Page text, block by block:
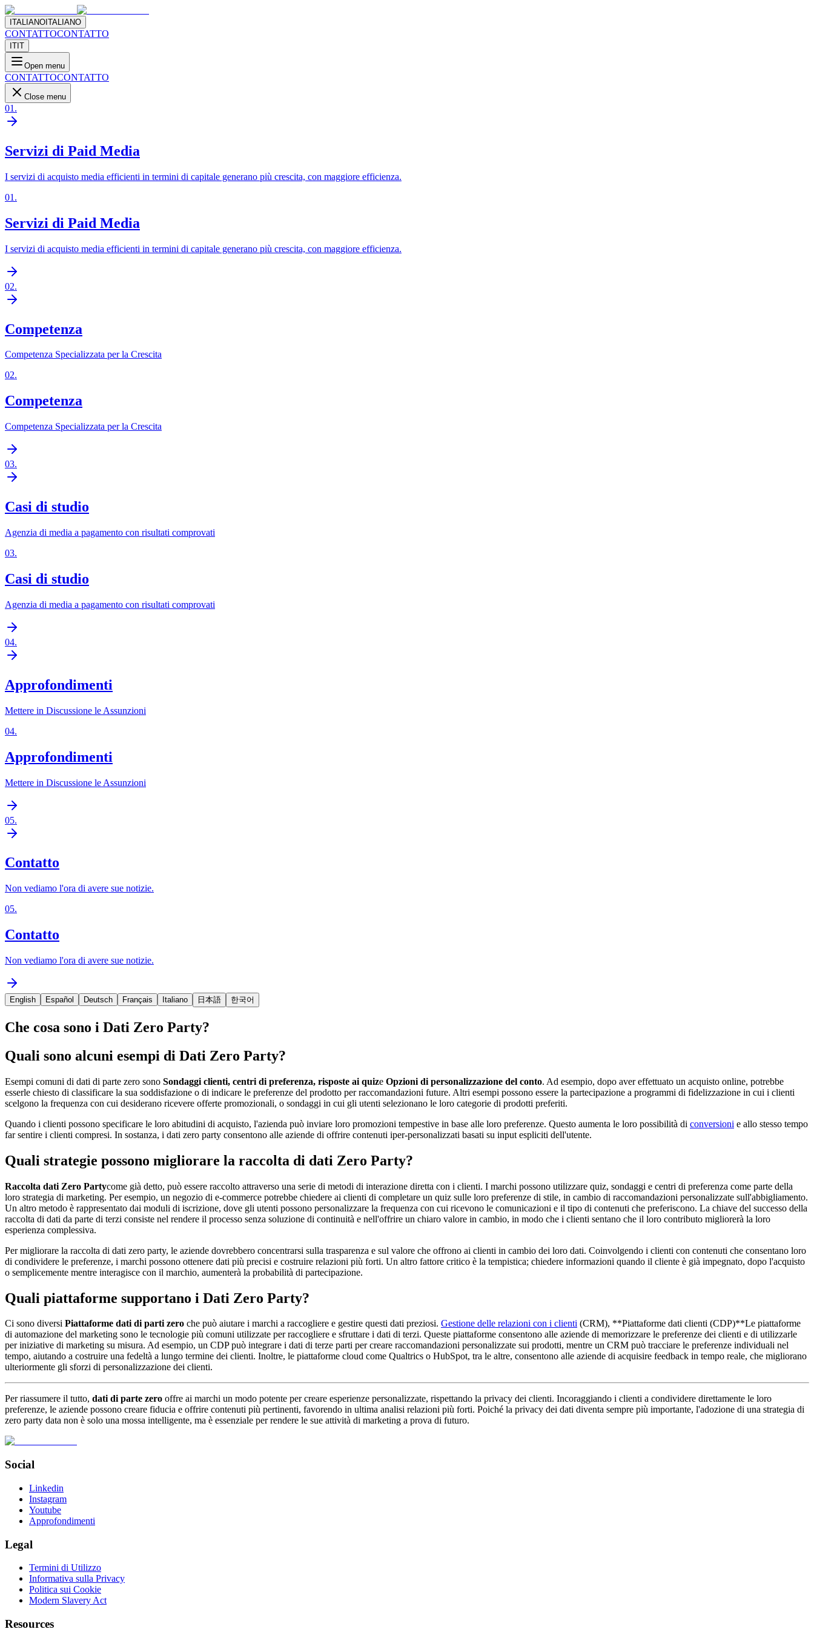
ITALIANO ITALIANO
CONTATTOCONTATTO
IT IT
Open menu
CONTATTOCONTATTO
Close menu
01 .
Servizi di Paid Media
I servizi di acquisto media efficienti in termini di capitale generano più crescita, con maggiore efficienza.
01 .
Servizi di Paid Media
I servizi di acquisto media efficienti in termini di capitale generano più crescita, con maggiore efficienza.
02.
Competenza
Competenza Specializzata per la Crescita
02.
Competenza
Competenza Specializzata per la Crescita
03.
Casi di studio
Agenzia di media a pagamento con risultati comprovati
03.
Casi di studio
Agenzia di media a pagamento con risultati comprovati
04.
Approfondimenti
Mettere in Discussione le Assunzioni
04.
Approfondimenti
Mettere in Discussione le Assunzioni
05.
Contatto
Non vediamo l'ora di avere sue notizie.
05.
Contatto
Non vediamo l'ora di avere sue notizie.
English Español Deutsch Français Italiano 日本語 한국어
Che cosa sono i Dati Zero Party?
Quali sono alcuni esempi di Dati Zero Party?
Esempi comuni di dati di parte zero sono Sondaggi clienti, centri di preferenza, risposte ai quize Opzioni di personalizzazione del conto. Ad esempio, dopo aver effettuato un acquisto online, potrebbe
esserle chiesto di classificare la sua soddisfazione o di indicare le preferenze del prodotto per raccomandazioni future. Altri esempi possono essere la partecipazione a programmi di fidelizzazione in cui i clienti
scelgono la frequenza con cui desiderano ricevere offerte promozionali, o sondaggi in cui gli utenti selezionano le loro categorie di prodotti preferiti.
Quando i clienti possono specificare le loro abitudini di acquisto, l'azienda può inviare loro promozioni tempestive in base alle loro preferenze. Questo aumenta le loro possibilità di conversioni e allo stesso tempo
far sentire i clienti compresi. In sostanza, i dati zero party consentono alle aziende di offrire contenuti iper-personalizzati basati su input espliciti dell'utente.
Quali strategie possono migliorare la raccolta di dati Zero Party?
Raccolta dati Zero Partycome già detto, può essere raccolto attraverso una serie di metodi di interazione diretta con i clienti. I marchi possono utilizzare quiz, sondaggi e centri di preferenza come parte della
loro strategia di marketing. Per esempio, un negozio di e-commerce potrebbe chiedere ai clienti di completare un quiz sulle loro preferenze di stile, in cambio di raccomandazioni personalizzate sull'abbigliamento.
Un altro metodo è rappresentato dai moduli di iscrizione, dove gli utenti possono personalizzare la frequenza con cui ricevono le comunicazioni e il tipo di contenuti che preferiscono. La chiave del successo della
raccolta di dati da parte di terzi consiste nel rendere il processo senza soluzione di continuità e nell'offrire un chiaro valore in cambio, in modo che i clienti sentano che il loro contributo migliorerà la loro
esperienza complessiva.
Per migliorare la raccolta di dati zero party, le aziende dovrebbero concentrarsi sulla trasparenza e sul valore che offrono ai clienti in cambio dei loro dati. Coinvolgendo i clienti con contenuti che consentano loro
di condividere le preferenze, i marchi possono ottenere dati più precisi e costruire relazioni più forti. Un altro fattore critico è la tempistica; chiedere informazioni quando il cliente è già impegnato, dopo l'acquisto
o semplicemente mentre interagisce con il marchio, aumenterà la probabilità di partecipazione.
Quali piattaforme supportano i Dati Zero Party?
Ci sono diversi Piattaforme dati di parti zero che può aiutare i marchi a raccogliere e gestire questi dati preziosi. Gestione delle relazioni con i clienti (CRM), **Piattaforme dati clienti (CDP)**Le piattaforme
di automazione del marketing sono le tecnologie più comuni utilizzate per raccogliere e sfruttare i dati di terzi. Queste piattaforme consentono alle aziende di memorizzare le preferenze dei clienti e di utilizzarle
per iniziative di marketing su misura. Ad esempio, un CDP può integrare i dati di terze parti per creare raccomandazioni personalizzate sui prodotti, mentre un CRM può tracciare le preferenze individuali nel
tempo, aiutando a costruire una fedeltà a lungo termine dei clienti. Inoltre, le piattaforme cloud come Qualtrics o HubSpot, tra le altre, consentono alle aziende di acquisire feedback in tempo reale, che migliorano
ulteriormente gli sforzi di personalizzazione dei clienti.
Per riassumere il tutto, dati di parte zero offre ai marchi un modo potente per creare esperienze personalizzate, rispettando la privacy dei clienti. Incoraggiando i clienti a condividere direttamente le loro
preferenze, le aziende possono creare fiducia e offrire contenuti più pertinenti, favorendo in ultima analisi relazioni più forti. Poiché la privacy dei dati diventa sempre più importante, l'adozione di una strategia di
zero party data non è solo una mossa intelligente, ma è essenziale per rendere le sue attività di marketing a prova di futuro.
Social
Linkedin
Instagram
Youtube
Approfondimenti
Legal
Termini di Utilizzo
Informativa sulla Privacy
Politica sui Cookie
Modern Slavery Act
Resources